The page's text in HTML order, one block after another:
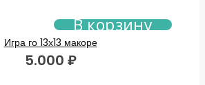
В корзину
Игра го 13х13 макоре
5.000 ₽